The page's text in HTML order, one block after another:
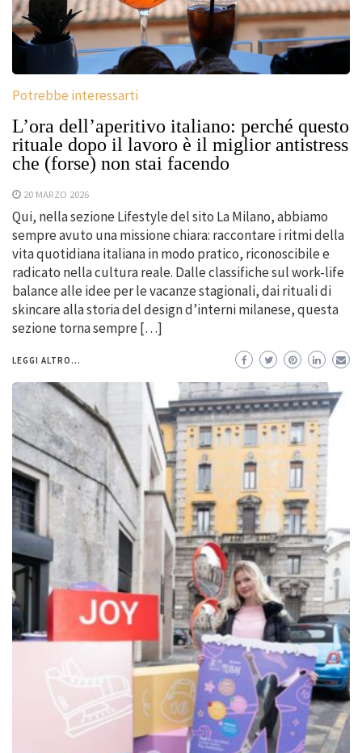
Potrebbe interessarti
L’ora dell’aperitivo italiano: perché questo
rituale dopo il lavoro è il miglior antistress
che (forse) non stai facendo
20 MARZO 2026
Qui, nella sezione Lifestyle del sito La Milano, abbiamo
sempre avuto una missione chiara: raccontare i ritmi della
vita quotidiana italiana in modo pratico, riconoscibile e
radicato nella cultura reale. Dalle classifiche sul work-life
balance alle idee per le vacanze stagionali, dai rituali di
skincare alla storia del design d’interni milanese, questa
sezione torna sempre […]
LEGGI ALTRO...